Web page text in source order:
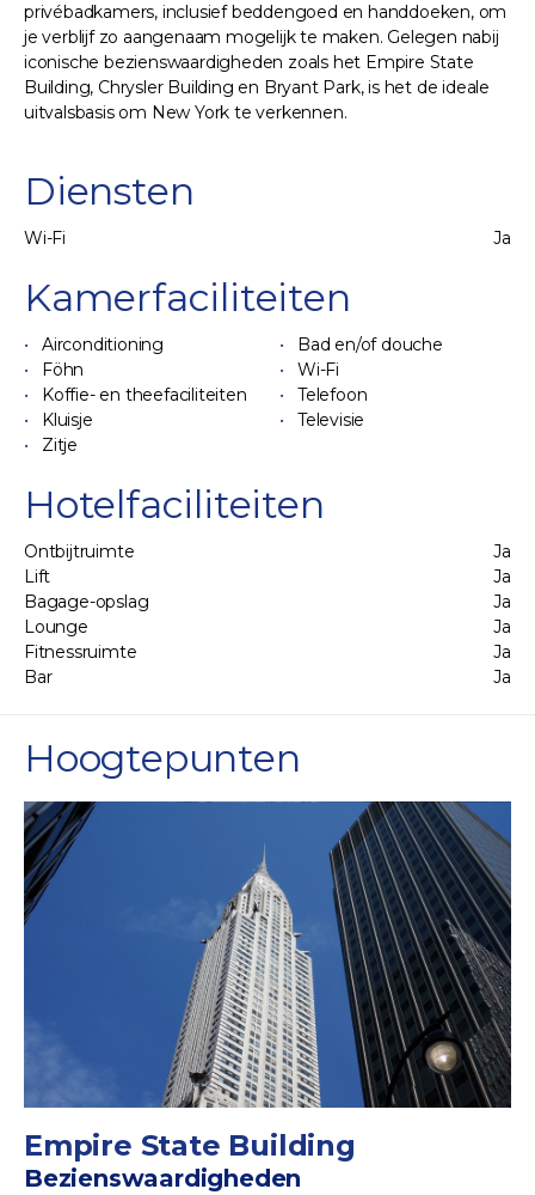
privébadkamers, inclusief beddengoed en handdoeken, om
je verblijf zo aangenaam mogelijk te maken. Gelegen nabij
iconische bezienswaardigheden zoals het Empire State
Building, Chrysler Building en Bryant Park, is het de ideale
uitvalsbasis om New York te verkennen.
Diensten
Wi-Fi Ja
Kamerfaciliteiten
Airconditioning
Bad en/of douche
Föhn
Wi-Fi
Koffie- en theefaciliteiten
Telefoon
Kluisje
Televisie
Zitje
Hotelfaciliteiten
Ontbijtruimte
Ja
Lift
Ja
Bagage-opslag
Ja
Lounge
Ja
Fitnessruimte
Ja
Bar
Ja
Hoogtepunten
Empire State Building
Bezienswaardigheden